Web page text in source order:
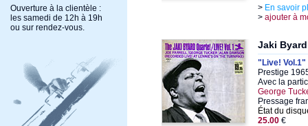
Ouverture à la clientèle :
les samedi de 12h à 19h
ou sur rendez-vous.
> En savoir
> ajouter à
Jaki Byard
"Live! Vol.1"
Prestige
Avec la
George
Pressage
État du
25.00 €